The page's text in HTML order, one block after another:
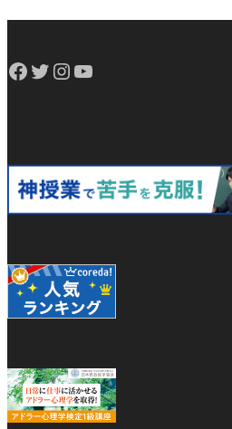
Facebook Twitter Instagram YouTube